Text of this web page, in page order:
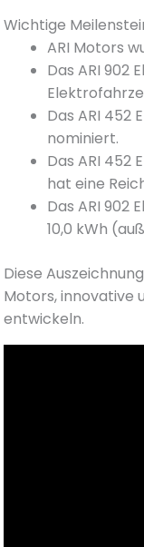
Wichtige
ARI Motors
Das ARI 902
Das ARI 452
nominiert.
Das ARI
hat eine
Das ARI 902
10,0 kWh
Diese
Motors, innovative
entwickeln.